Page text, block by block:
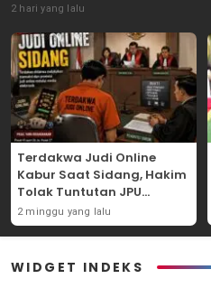
2 hari yang lalu
Terdakwa Judi Online
Kabur Saat Sidang, Hakim
Tolak Tuntutan JPU
Tanjung Perak karena
Gagal Hadirkan Hartono
2 minggu yang lalu
WIDGET INDEKS